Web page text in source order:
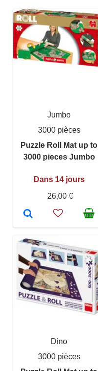
Jumbo
3000 pièces
Puzzle Roll Mat up to
3000 pieces Jumbo
Dans 14 jours
26,00 €
Dino
3000 pièces